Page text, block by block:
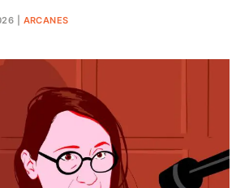
ARCANES